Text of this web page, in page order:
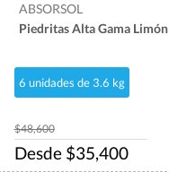
ABSORSOL
Piedritas Alta Gama Limón
6 unidades de 3.6 kg
$48,600
Desde $35,400